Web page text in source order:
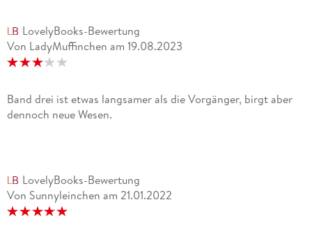
LovelyBooks-Bewertung
Von LadyMuffinchen am 19.08.2023
Band drei ist etwas langsamer als die Vorgänger, birgt aber
dennoch neue Wesen.
LovelyBooks-Bewertung
Von Sunnyleinchen am 21.01.2022